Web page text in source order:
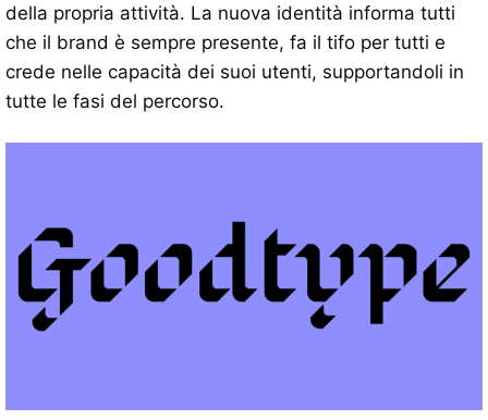
della propria attività. La nuova identità informa tutti
che il brand è sempre presente, fa il tifo per tutti e
crede nelle capacità dei suoi utenti, supportandoli in
tutte le fasi del percorso.